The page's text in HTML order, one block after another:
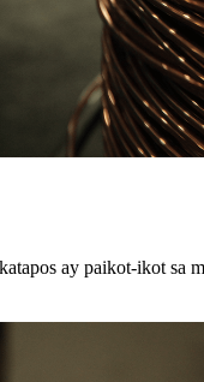
ay paikot-ikot sa